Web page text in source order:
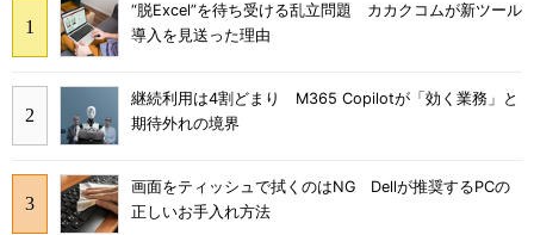
“脱Excel”を待ち受ける乱立問題 カカクコムが新ツール
導入を見送った理由
継続利用は4割どまり M365 Copilotが「効く業務」と
期待外れの境界
画面をティッシュで拭くのはNG Dellが推奨するPCの
正しいお手入れ方法